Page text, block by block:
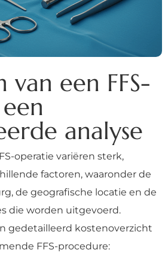
van een FFS-
analyse
operatie variëren sterk,
factoren, waaronder de
de geografische locatie en de
die worden uitgevoerd.
gedetailleerd kostenoverzicht
FFS-procedure: